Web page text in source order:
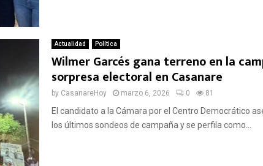
Actualidad Política
Wilmer Garcés gana terreno en la
sorpresa electoral en Casanare
by CasanareHoy marzo 6, 2026 0 81
El candidato a la Cámara por el Centro Democrático
los últimos sondeos de campaña y se perfila como...